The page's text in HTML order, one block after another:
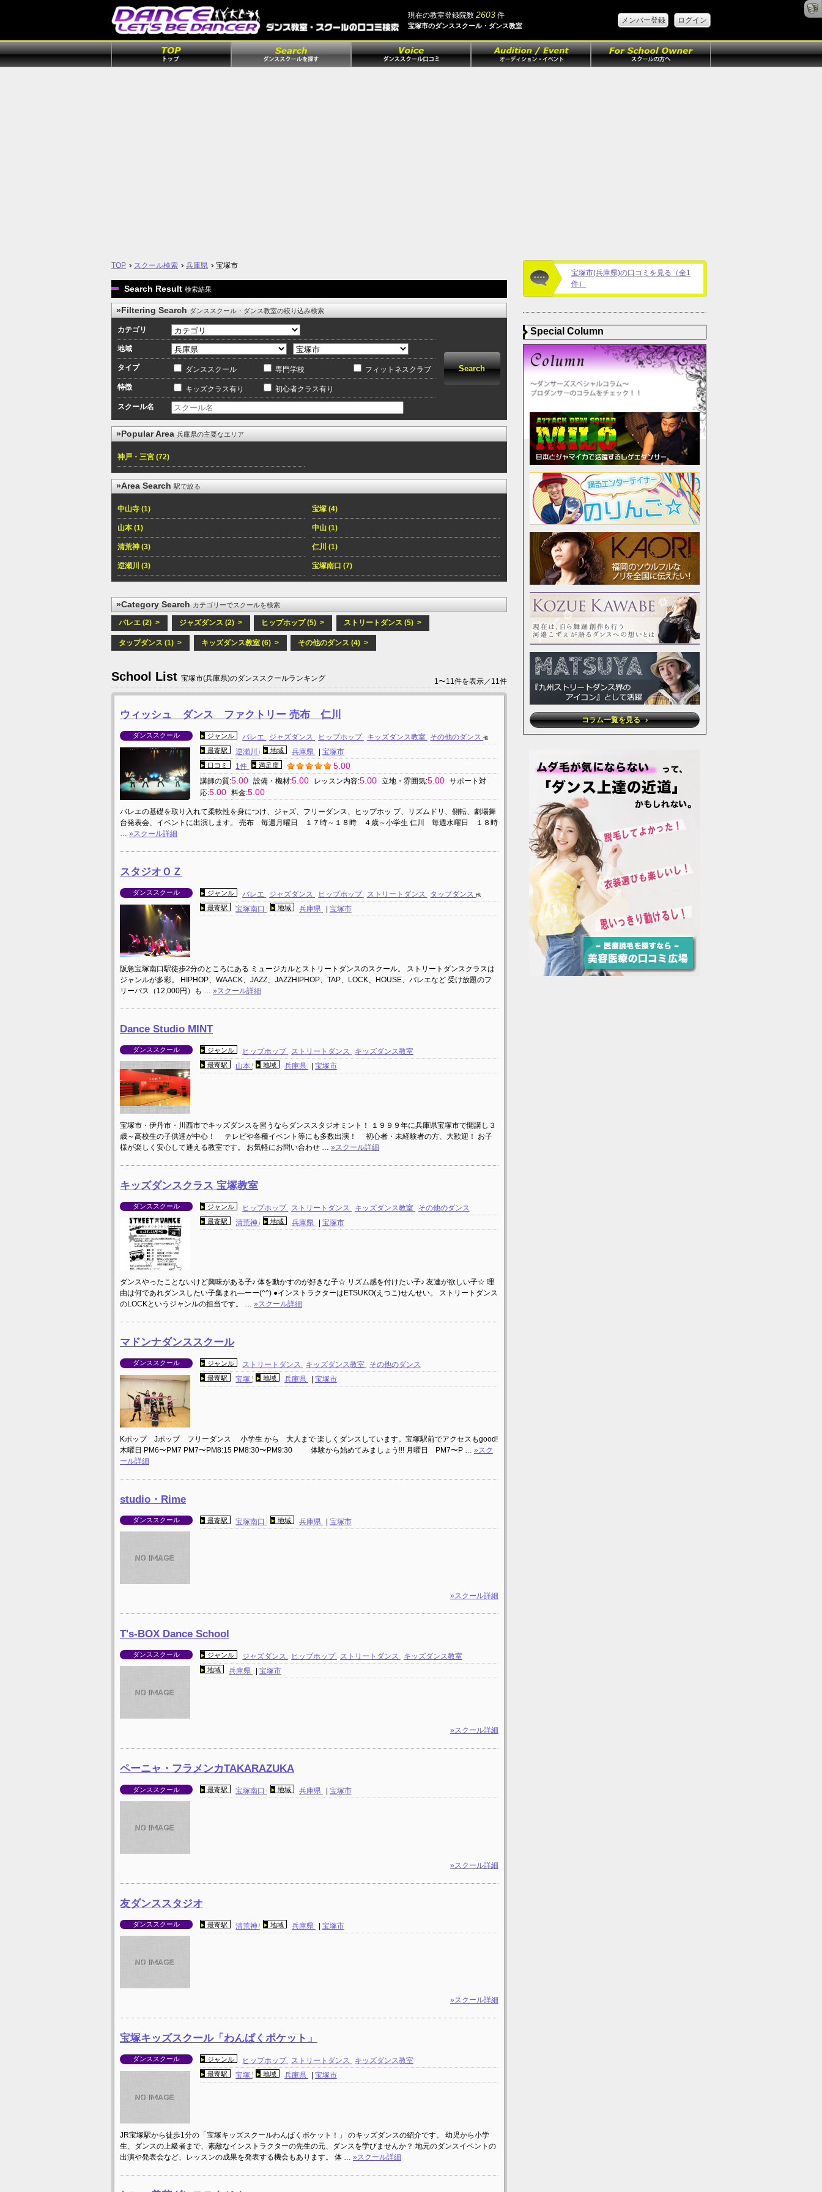
現在の教室登録院数 2603件
宝塚市のダンススクール・ダンス教室
メンバー登録 ログイン
TOP スクール検索 兵庫県 宝塚市
Search Result 検索結果
»Filtering Search ダンススクール・ダンス教室の絞り込み検索
カテゴリ
地域
タイプ ダンススクール 専門学校 フィットネスクラブ
特徴 キッズクラス有り 初心者クラス有り
スクール名
»Popular Area 兵庫県の主要なエリア
神戸・三宮 (72)
»Area Search駅で絞る
中山寺 (1) 宝塚 (4)
山本 (1) 中山 (1)
清荒神 (3) 仁川 (1)
逆瀬川 (3) 宝塚南口 (7)
»Category Search カテゴリーでスクールを検索
バレエ (2) > ジャズダンス (2) > ヒップホップ (5) > ストリートダンス (5) >
タップダンス (1) > キッズダンス教室 (6) > その他のダンス (4) >
School List 宝塚市(兵庫県)のダンススクールランキング 1〜11件を表示／11件
ウィッシュ ダンス ファクトリー 売布 仁川
ダンススクール ジャンル バレエ ジャズダンス ヒップホップ キッズダンス教室 その他のダンス他
最寄駅 逆瀬川 地域 兵庫県 宝塚市
口コミ 1件 満足度 5.00
講師の質:5.00 設備・機材:5.00 レッスン内容:5.00 立地・雰囲気:5.00 サポート対
応:5.00 料金:5.00
バレエの基礎を取り入れて柔軟性を身につけ、ジャズ、フリーダンス、ヒップホッ プ、リズムドリ、側転、劇場舞
台発表会、イベントに出演します。 売布 毎週月曜日 １７時～１８時 ４歳～小学生 仁川 毎週水曜日 １８時
… »スクール詳細
スタジオＯＺ
ダンススクール ジャンル バレエ ジャズダンス ヒップホップ ストリートダンス タップダンス他
最寄駅 宝塚南口 地域 兵庫県 宝塚市
阪急宝塚南口駅徒歩2分のところにある ミュージカルとストリートダンスのスクール。 ストリートダンスクラスは
ジャンルが多彩。 HIPHOP、WAACK、JAZZ、JAZZHIPHOP、TAP、LOCK、HOUSE、バレエなど 受け放題のフ
リーパス（12,000円）も … »スクール詳細
Dance Studio MINT
ダンススクール ジャンル ヒップホップ ストリートダンス キッズダンス教室
最寄駅 山本 地域 兵庫県 | 宝塚市
宝塚市・伊丹市・川西市でキッズダンスを習うならダンススタジオミント！ １９９９年に兵庫県宝塚市で開講し３
歳～高校生の子供達が中心！ テレビや各種イベント等にも多数出演！ 初心者・未経験者の方、大歓迎！ お子
様が楽しく安心して通える教室です。 お気軽にお問い合わせ … »スクール詳細
キッズダンスクラス 宝塚教室
ダンススクール ジャンル ヒップホップ ストリートダンス キッズダンス教室 その他のダンス
最寄駅 清荒神 地域 兵庫県 | 宝塚市
ダンスやったことないけど興味がある子♪ 体を動かすのが好きな子☆ リズム感を付けたい子♪ 友達が欲しい子☆ 理
由は何であれダンスしたい子集まれ―ーー(^^) ●インストラクターはETSUKO(えつこ)せんせい。 ストリートダンス
のLOCKというジャンルの担当です。 … »スクール詳細
マドンナダンススクール
ダンススクール ジャンル ストリートダンス キッズダンス教室 その他のダンス
最寄駅 宝塚 地域 兵庫県 宝塚市
Kポップ Jポッブ フリーダンス 小学生 から 大人まで 楽しくダンスしています。宝塚駅前でアクセスもgood!
木曜日 PM6〜PM7 PM7〜PM8:15 PM8:30〜PM9:30 体験から始めてみましょう!!! 月曜日 PM7〜P … »スク
ール詳細
studio・Rime
ダンススクール 最寄駅 宝塚南口 地域 兵庫県 | 宝塚市
»スクール詳細
T's-BOX Dance School
ダンススクール ジャンル ジャズダンス ヒップホップ ストリートダンス キッズダンス教室
地域 兵庫県 |宝塚市
»スクール詳細
ペーニャ・フラメンカTAKARAZUKA
ダンススクール 最寄駅 宝塚南口 地域 兵庫県 宝塚市
»スクール詳細
友ダンススタジオ
ダンススクール 最寄駅 清荒神 地域 兵庫県 | 宝塚市
»スクール詳細
宝塚キッズスクール「わんぱくポケット」
ダンススクール ジャンル ヒップホップ ストリートダンス キッズダンス教室
最寄駅 宝塚 地域 兵庫県 宝塚市
JR宝塚駅から徒歩1分の「宝塚キッズスクールわんぱくポケット！」 のキッズダンスの紹介です。 幼児から小学
生、ダンスの上級者まで、素敵なインストラクターの先生の元、ダンスを学びませんか？ 地元のダンスイベントの
出演や発表会など、レッスンの成果を発表する機会もあります。 体 … »スクール詳細
宝塚市(兵庫県)の口コミを見る（全1
件）
Special Column
コラム一覧を見る